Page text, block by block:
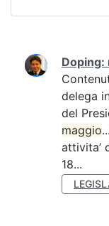
Ricerca
Doping:
delega
del
maggio
attivita’
18...